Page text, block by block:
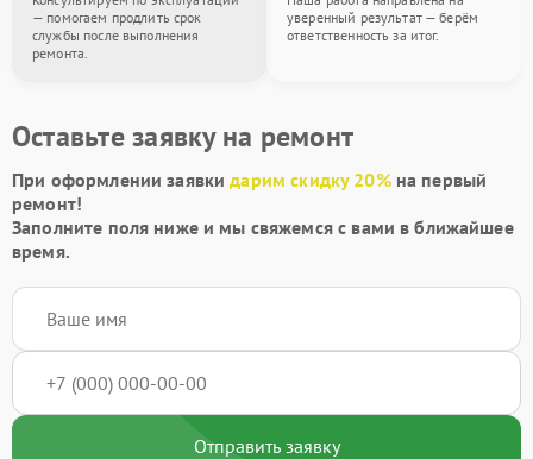
— помогаем продлить срок
службы после выполнения
ремонта.
уверенный результат — берём
ответственность за итог.
Оставьте заявку на ремонт
При оформлении заявкидарим скидку 20%на первый
ремонт!
Заполните поля ниже и мы свяжемся с вами в ближайшее
время.
Отправить заявку